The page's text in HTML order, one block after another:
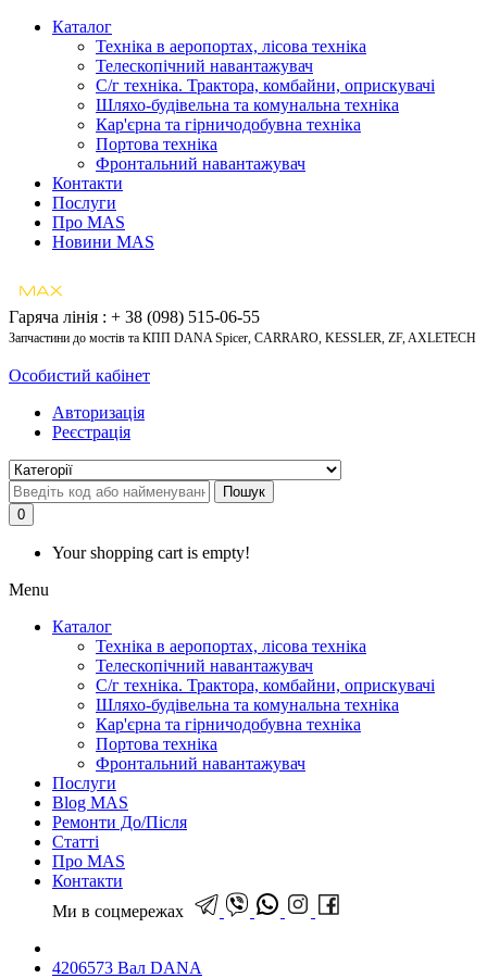
Каталог
Техніка в аеропортах, лісова техніка
Телескопічний навантажувач
С/г техніка. Трактора, комбайни, оприскувачі
Шляхо-будівельна та комунальна техніка
Кар'єрна та гірничодобувна техніка
Портова техніка
Фронтальний навантажувач
Контакти
Послуги
Про MAS
Новини MAS
Гаряча лінія : + 38 (098) 515-06-55
Запчастини до мостів та КПП DANA Spicer, CARRARO, KESSLER, ZF, AXLETECH
Особистий кабінет
Авторизація
Реєстрація
Пошук
0
Your shopping cart is empty!
Menu
Каталог
Техніка в аеропортах, лісова техніка
Телескопічний навантажувач
С/г техніка. Трактора, комбайни, оприскувачі
Шляхо-будівельна та комунальна техніка
Кар'єрна та гірничодобувна техніка
Портова техніка
Фронтальний навантажувач
Послуги
Blog MAS
Ремонти До/Після
Статті
Про MAS
Контакти
Ми в соцмережах
4206573 Вал DANA